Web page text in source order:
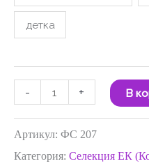
детка
- + В
Артикул: ФС 207
Категория: Селекция ЕК